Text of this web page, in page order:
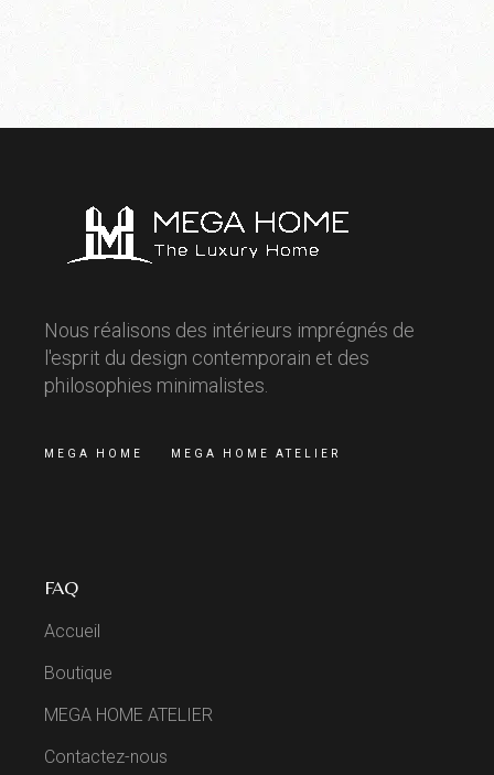
Nous réalisons des intérieurs imprégnés de
l'esprit du design contemporain et des
philosophies minimalistes.
MEGA HOME MEGA HOME ATELIER
FAQ
Accueil
Boutique
MEGA HOME ATELIER
Contactez-nous